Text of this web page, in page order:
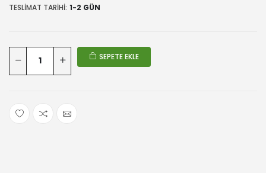
TESLIMAT TARIHI: 1-2 GÜN
SEPETE EKLE